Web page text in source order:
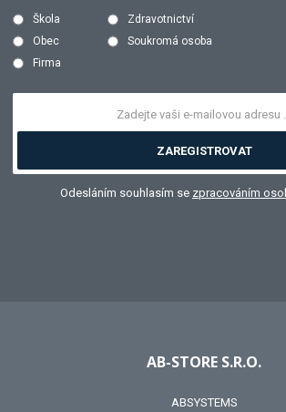
Škola
Zdravotnictví
Obec
Soukromá osoba
Firma
ZAREGISTROVAT
Odesláním souhlasím se zpracováním
AB-STORE S.R.O.
ABSYSTEMS